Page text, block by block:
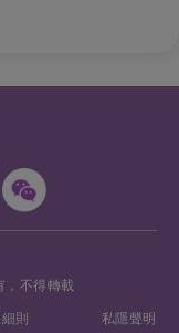
不得轉載
則 私隱聲明